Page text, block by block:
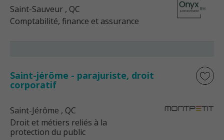
Saint-Sauveur , QC
Comptabilité, finance et assurance
Saint-jérôme - parajuriste, droit
corporatif
Saint-Jérôme , QC
Droit et métiers reliés à la
protection du public